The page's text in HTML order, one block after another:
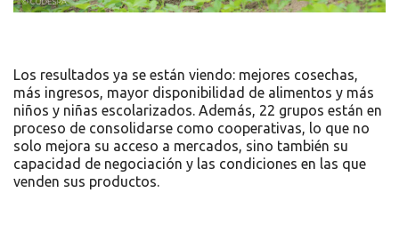
Los resultados ya se están viendo: mejores cosechas,
más ingresos, mayor disponibilidad de alimentos y más
niños y niñas escolarizados. Además, 22 grupos están en
proceso de consolidarse como cooperativas, lo que no
solo mejora su acceso a mercados, sino también su
capacidad de negociación y las condiciones en las que
venden sus productos.